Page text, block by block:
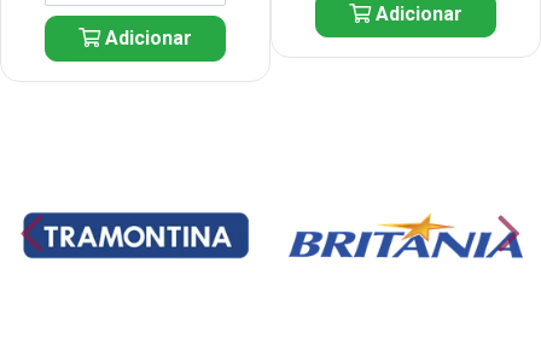
Adicionar
Adicionar